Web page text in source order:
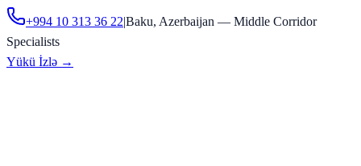
+994 10 313 36 22|Baku, Azerbaijan — Middle Corridor
Specialists
Yükü İzlə →